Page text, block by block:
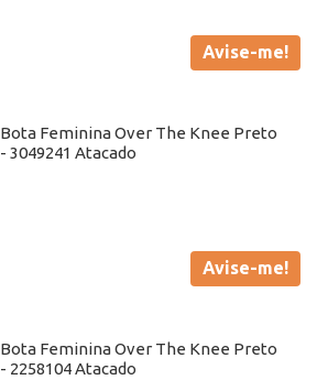
Avise-me!
Bota Feminina Over The Knee Preto
- 3049241 Atacado
Avise-me!
Bota Feminina Over The Knee Preto
- 2258104 Atacado